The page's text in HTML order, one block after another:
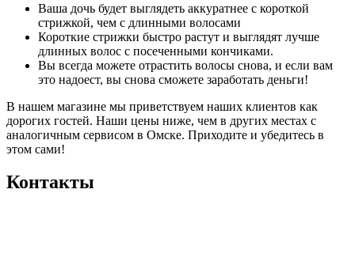
Ваша дочь будет выглядеть аккуратнее с короткой
стрижкой, чем с длинными волосами
Короткие стрижки быстро растут и выглядят лучше
длинных волос с посеченными кончиками.
Вы всегда можете отрастить волосы снова, и если вам
это надоест, вы снова сможете заработать деньги!
В нашем магазине мы приветствуем наших клиентов как
дорогих гостей. Наши цены ниже, чем в других местах с
аналогичным сервисом в Омске. Приходите и убедитесь в
этом сами!
Контакты